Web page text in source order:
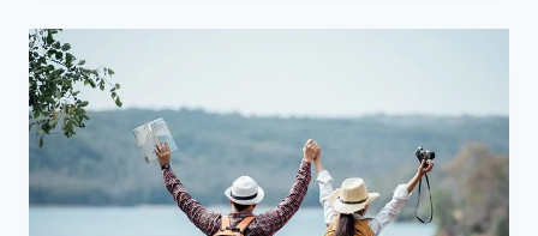
ПРОКАЧАТЬ
В